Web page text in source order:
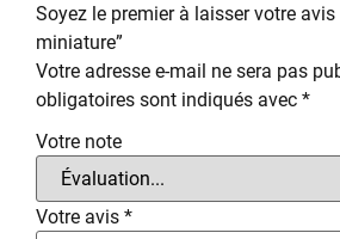
Soyez le premier à laisser votre avis
miniature​”
Votre adresse e-mail ne sera pas
obligatoires sont indiqués avec *
Votre note
Votre avis *